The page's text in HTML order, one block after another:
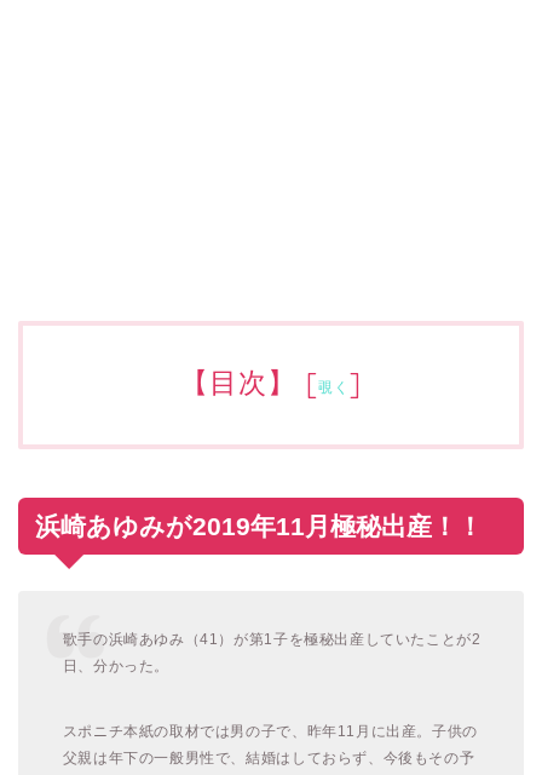
【目次】 [覗く ]
浜崎あゆみが2019年11月極秘出産！！
歌手の浜崎あゆみ（41）が第1子を極秘出産していたことが2
日、分かった。
スポニチ本紙の取材では男の子で、昨年11月に出産。子供の
父親は年下の一般男性で、結婚はしておらず、今後もその予